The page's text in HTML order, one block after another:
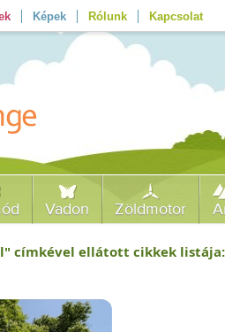
Képek Rólunk Kapcsolat
Vadon Zöldmotor
" címkével ellátott cikkek listája: